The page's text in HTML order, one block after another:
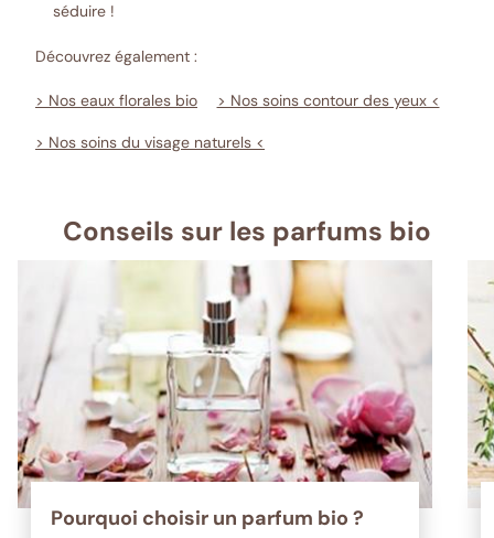
séduire !
Découvrez également :
> Nos eaux florales bio > Nos soins contour des yeux <
> Nos soins du visage naturels <
Conseils sur les parfums bio
Pourquoi choisir un parfum bio ?